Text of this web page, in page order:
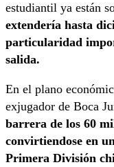
estudiantil ya están
extendería hasta
particularidad
salida.
En el plano
exjugador de Boca
barrera de los 60
convirtiendose en
Primera División